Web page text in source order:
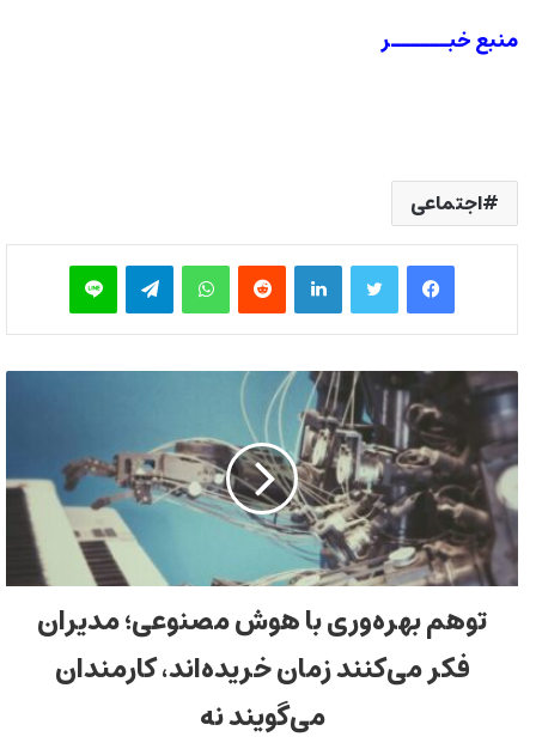
منبع خبــــــر
اجتماعی
فیس بوک توییتر لینکدین‫رددیت واتس آپ تلگرام لاین
توهم بهره‌وری با هوش مصنوعی؛ مدیران
فکر می‌کنند زمان خریده‌اند، کارمندان
می‌گویند نه